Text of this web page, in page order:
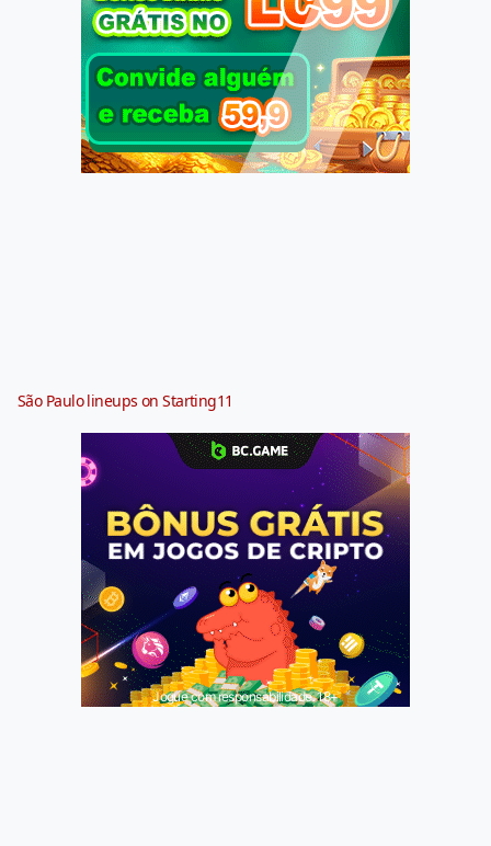
São Paulo lineups on Starting11
Jogue com responsabilidade. 18+